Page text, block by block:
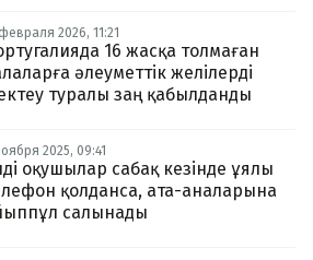
2026, 11:21
16 жасқа толмаған
әлеуметтік желілерді
туралы заң қабылданды
2025, 09:41
оқушылар сабақ кезінде ұялы
қолданса, ата-аналарына
салынады